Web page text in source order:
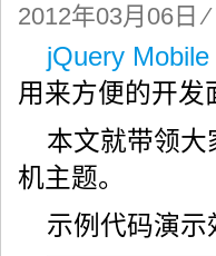
2012年03月06日 ⁄
jQuery Mobile
用来方便的开发
本文就带领
机主题。
示例代码演示